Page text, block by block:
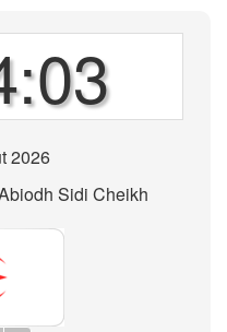
2026
Sidi Cheikh